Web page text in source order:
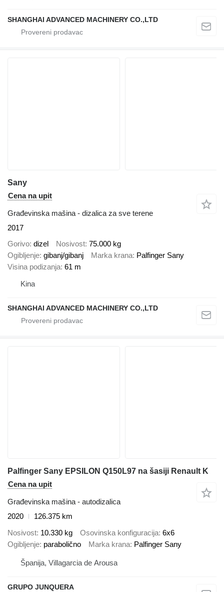
SHANGHAI ADVANCED MACHINERY CO.,LTD
Sany
Cena na upit
Građevinska mašina - dizalica za sve terene
2017
Gorivo dizel Nosivost 75.000 kg
Ogibljenje gibanj/gibanj Marka krana Palfinger Sany
Visina podizanja 61 m
Kina
SHANGHAI ADVANCED MACHINERY CO.,LTD
Palfinger Sany EPSILON Q150L97 na šasiji Renault K
Cena na upit
Građevinska mašina - autodizalica
2020
126.375 km
Nosivost 10.330 kg Osovinska konfiguracija 6x6
Ogibljenje parabolično Marka krana Palfinger Sany
Španija, Villagarcia de Arousa
GRUPO JUNQUERA